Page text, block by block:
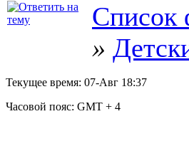
Список
»
Текущее время: 07-Авг 18:37
Часовой пояс: GMT + 4